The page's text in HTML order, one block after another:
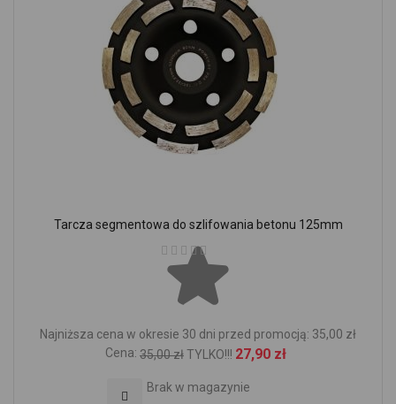
Tarcza segmentowa do szlifowania betonu 125mm
Ocena:
Najniższa cena w okresie 30 dni przed promocją: 35,00 zł
Cena: 35,00 złTYLKO!!! 27,90 zł
Brak w magazynie
Dodaj do Ulubionych